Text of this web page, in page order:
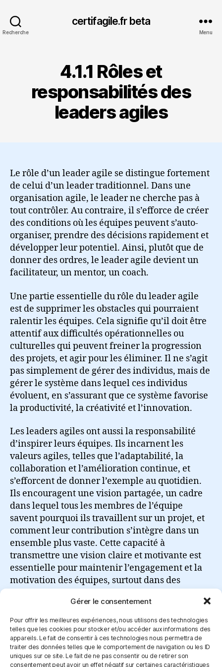
Gérer le consentement
Pour offrir les meilleures expériences, nous utilisons des technologies
telles que les cookies pour stocker et/ou accéder aux informations des
appareils. Le fait de consentir à ces technologies nous permettra de
traiter des données telles que le comportement de navigation ou les ID
uniques sur ce site. Le fait de ne pas consentir ou de retirer son
consentement peut avoir un effet négatif sur certaines caractéristiques
Recherche
certifagile.fr beta
Menu
4.1.1 Rôles et
responsabilités des
leaders agiles
Le rôle d’un leader agile se distingue fortement
de celui d’un leader traditionnel. Dans une
organisation agile, le leader ne cherche pas à
tout contrôler. Au contraire, il s’efforce de créer
des conditions où les équipes peuvent s’auto-
organiser, prendre des décisions rapidement et
développer leur potentiel. Ainsi, plutôt que de
donner des ordres, le leader agile devient un
facilitateur, un mentor, un coach.
Une partie essentielle du rôle du leader agile
est de supprimer les obstacles qui pourraient
ralentir les équipes. Cela signifie qu’il doit être
attentif aux difficultés opérationnelles ou
culturelles qui peuvent freiner la progression
des projets, et agir pour les éliminer. Il ne s’agit
pas simplement de gérer des individus, mais de
gérer le système dans lequel ces individus
évoluent, en s’assurant que ce système favorise
la productivité, la créativité et l’innovation.
Les leaders agiles ont aussi la responsabilité
d’inspirer leurs équipes. Ils incarnent les
valeurs agiles, telles que l’adaptabilité, la
collaboration et l’amélioration continue, et
s’efforcent de donner l’exemple au quotidien.
Ils encouragent une vision partagée, un cadre
dans lequel tous les membres de l’équipe
savent pourquoi ils travaillent sur un projet, et
comment leur contribution s’intègre dans un
ensemble plus vaste. Cette capacité à
transmettre une vision claire et motivante est
essentielle pour maintenir l’engagement et la
motivation des équipes, surtout dans des
Lire la suite